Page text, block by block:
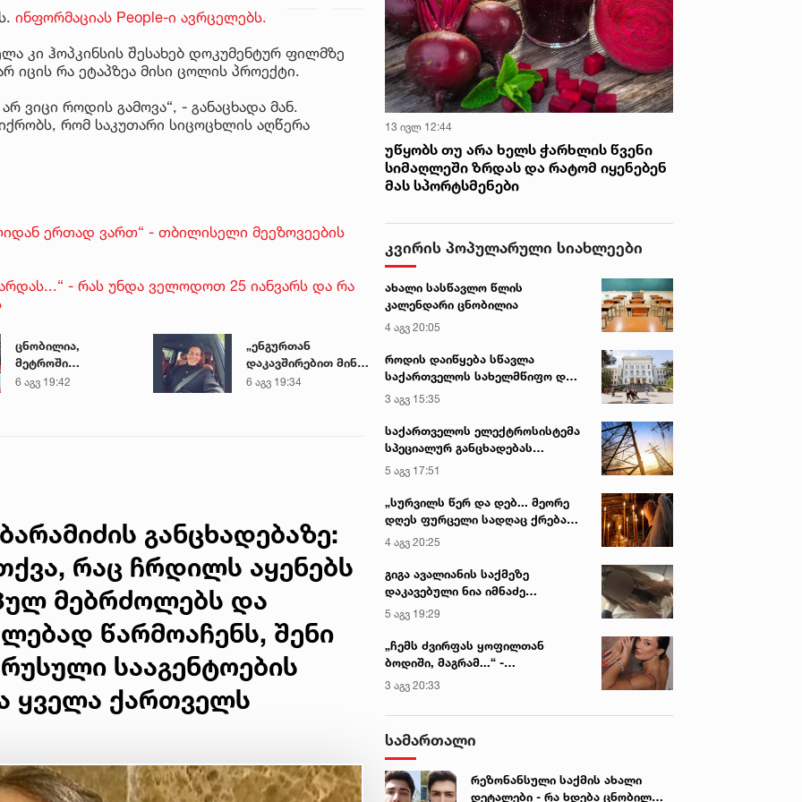
ინფორმაციას People-ი ავრცელებს.
კი ჰოპკინსის შესახებ დოკუმენტურ ფილმზე
იცის რა ეტაპზეა მისი ცოლის პროექტი.
ვიცი როდის გამოვა“, - განაცხადა მან.
რომ საკუთარი სიცოცხლის აღწერა
ერთად ვართ“ - თბილისელი მეეზოვეების
- რას უნდა ველოდოთ 25 იანვარს და რა
ცნობილია,
მეტროში
გარდაცვლილი 21
6 აგვ 19:42
„ენგურთან
დაკავშირებით მინდა
ვთქვა...“ - გოგა
6 აგვ 19:34
განცხადებაზე:
რაც ჩრდილს აყენებს
მებრძოლებს და
წარმოაჩენს, შენი
სააგენტოების
ყველა ქართველს
13 ივლ 12:44
უწყობს თუ არა ხელს ჭარხლის წვენი
სიმაღლეში ზრდას და რატომ იყენებენ
მას სპორტსმენები
კვირის პოპულარული სიახლეები